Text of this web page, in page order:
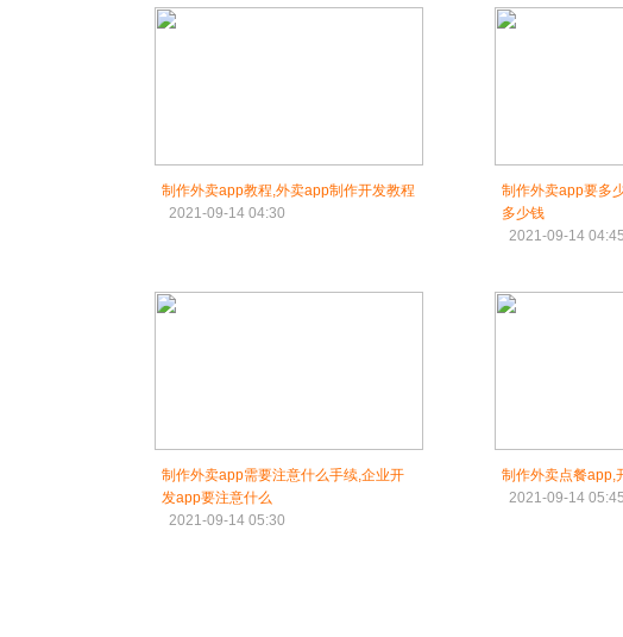
制作外卖app教程,外卖app制作开发教程
2021-09-14 04:30
制作外卖app要多
多少钱
2021-09-14 04:45
制作外卖app需要注意什么手续,企业开
发app要注意什么
2021-09-14 05:30
制作外卖点餐app,
2021-09-14 05:45